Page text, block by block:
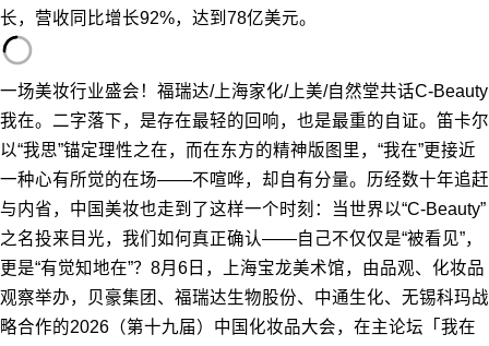
长，营收同比增长92%，达到78亿美元。
一场美妆行业盛会！福瑞达/上海家化/上美/自然堂共话C-Beauty
我在。二字落下，是存在最轻的回响，也是最重的自证。笛卡尔
以“我思”锚定理性之在，而在东方的精神版图里，“我在”更接近
一种心有所觉的在场——不喧哗，却自有分量。历经数十年追赶
与内省，中国美妆也走到了这样一个时刻：当世界以“C-Beauty”
之名投来目光，我们如何真正确认——自己不仅仅是“被看见”，
更是“有觉知地在”？8月6日，上海宝龙美术馆，由品观、化妆品
观察举办，贝豪集团、福瑞达生物股份、中通生化、无锡科玛战
略合作的2026（第十九届）中国化妆品大会，在主论坛「我在